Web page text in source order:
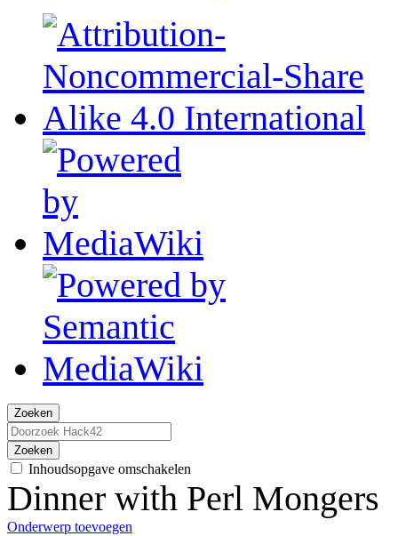
Zoeken
Zoeken
Inhoudsopgave omschakelen
Dinner with Perl Mongers
Onderwerp toevoegen